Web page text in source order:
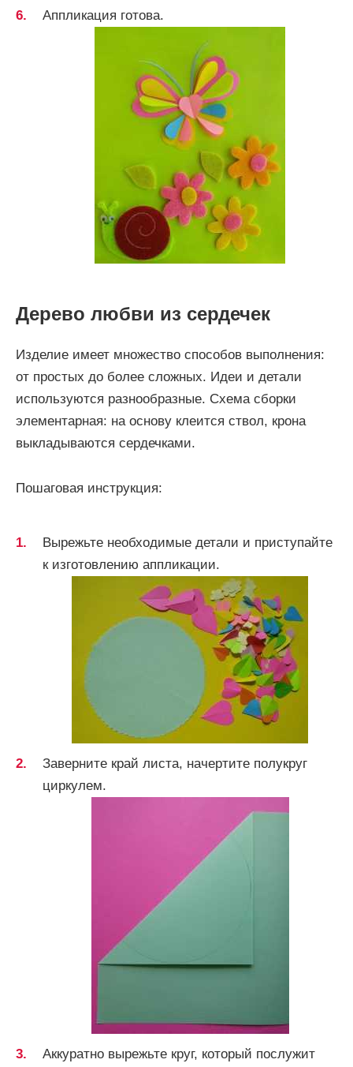
Аппликация готова.
Дерево любви из сердечек
Изделие имеет множество способов выполнения:
от простых до более сложных. Идеи и детали
используются разнообразные. Схема сборки
элементарная: на основу клеится ствол, крона
выкладываются сердечками.
Пошаговая инструкция:
Вырежьте необходимые детали и приступайте
к изготовлению аппликации.
Заверните край листа, начертите полукруг
циркулем.
Аккуратно вырежьте круг, который послужит